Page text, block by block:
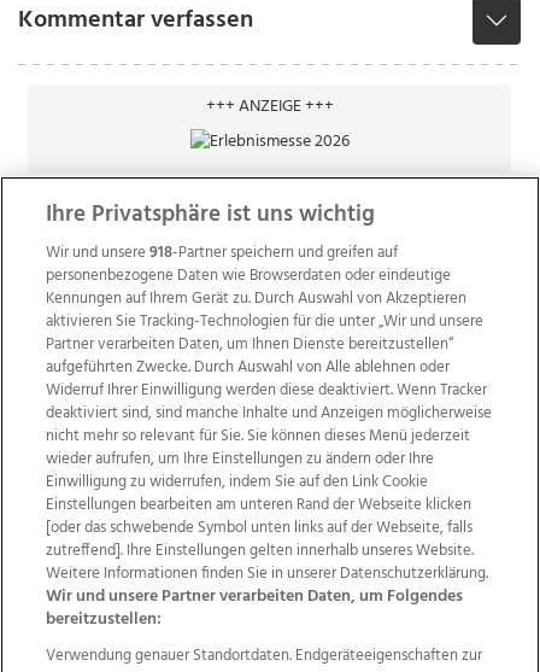
Kommentar verfassen
+++ ANZEIGE +++
Wir über uns Mediadaten Kontakt
Jobs
Datenschutz
Impressum
AGB Anzeigekunden
AGB Website
Ehrenkodex Politische Werbung
Weitere Angebote des Medienhauses Wimmer
Ihre Privatsphäre ist uns wichtig
Wir und unsere918-Partner speichern und greifen auf
personenbezogene Daten wie Browserdaten oder eindeutige
Kennungen auf Ihrem Gerät zu. Durch Auswahl von Akzeptieren
aktivieren Sie Tracking-Technologien für die unter „Wir und unsere
Partner verarbeiten Daten, um Ihnen Dienste bereitzustellen“
aufgeführten Zwecke. Durch Auswahl von Alle ablehnen oder
Widerruf Ihrer Einwilligung werden diese deaktiviert. Wenn Tracker
deaktiviert sind, sind manche Inhalte und Anzeigen möglicherweise
nicht mehr so relevant für Sie. Sie können dieses Menü jederzeit
wieder aufrufen, um Ihre Einstellungen zu ändern oder Ihre
Einwilligung zu widerrufen, indem Sie auf den Link Cookie
Einstellungen bearbeiten am unteren Rand der Webseite klicken
[oder das schwebende Symbol unten links auf der Webseite, falls
zutreffend]. Ihre Einstellungen gelten innerhalb unseres Website.
Weitere Informationen finden Sie in unserer Datenschutzerklärung.
Wir und unsere Partner verarbeiten Daten, um Folgendes
bereitzustellen:
Verwendung genauer Standortdaten. Endgeräteeigenschaften zur